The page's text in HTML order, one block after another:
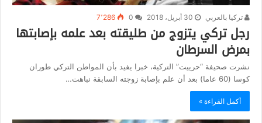
تركيا بالعربي 30 أبريل، 2018 7٬286
رجل تركي يتزوج من طليقته بعد علمه بإصابتها
بمرض السرطان
نشرت صحيفة “حرييت” التركية، خبرا يفيد بأن المواطن التركي طوران
كوسا (60 عاما) بعد أن علم بإصابة زوجته السابقة نباهت…
أكمل القراءة »